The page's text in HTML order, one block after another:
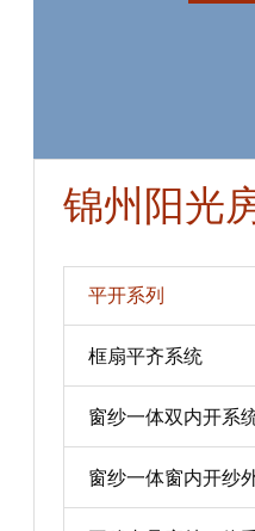
锦州阳光
平开系列
框扇平齐系统
窗纱一体双内开系
窗纱一体窗内开纱
AWD-PC80